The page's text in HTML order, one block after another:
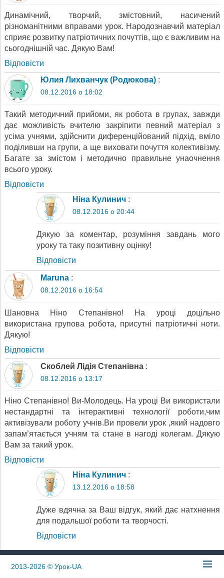
Динамічний, творчий, змістовний, насичений
різноманітними вправами урок. Народознавчий матеріал
сприяє розвитку патріотичних почуттів, що є важливим на
сьогоднішній час. Дякую Вам!
Відповіcти
Юлия Лихванчук (Родюкова) :
08.12.2016 о 18:02
Такий методичний прийоми, як робота в групах, завжди
дає можливість вчителю закріпити певний матеріал з
усіма учнями, здійснити диференційований підхід, вміло
поділивши на групи, а ще виховати почуття колективізму.
Багате за змістом і методично правильне унаочнення
всього уроку.
Відповіcти
Ніна Кулинич :
08.12.2016 о 20:44
Дякую за коментар, розуміння завдань мого
уроку та таку позитивну оцінку!
Відповіcти
Maruna :
08.12.2016 о 16:54
Шановна Ніно Степанівно! На уроці доцільно
використана групова робота, присутні патріотичні ноти.
Дякую!
Відповіcти
Скоблей Лідія Степанівна :
08.12.2016 о 13:17
Ніно Степанівно! Ви-Молодець. На уроці Ви використали
нестандартні та інтерактивні технології роботи,чим
активізували роботу учнів.Ви провели урок ,який надовго
запам’ятається учням та стане в нагоді колегам. Дякую
Вам за такий урок.
Відповіcти
Ніна Кулинич :
13.12.2016 о 18:58
Дуже вдячна за Ваш відгук, який дає натхнення
для подальшої роботи та творчості.
Відповіcти
2013-2026© Урок-UA